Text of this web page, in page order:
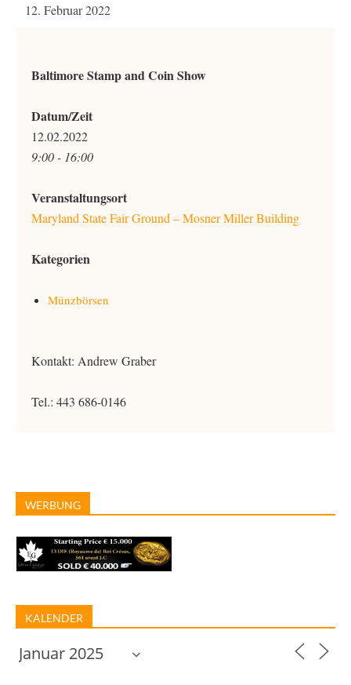
12. Februar 2022
Baltimore Stamp and Coin Show
Datum/Zeit
12.02.2022
9:00 - 16:00
Veranstaltungsort
Maryland State Fair Ground – Mosner Miller Building
Kategorien
Münzbörsen
Kontakt: Andrew Graber
Tel.: 443 686-0146
WERBUNG
KALENDER